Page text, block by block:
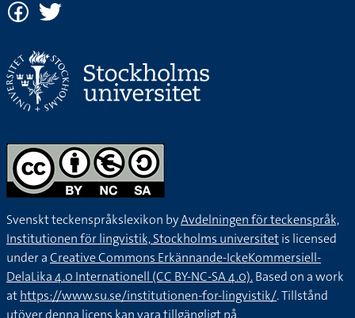
Svenskt teckenspråkslexikon byAvdelningen för teckenspråk,
Institutionen för lingvistik, Stockholms universitetis licensed
under aCreative Commons Erkännande-IckeKommersiell-
DelaLika 4.0 Internationell (CC BY-NC-SA 4.0).Based on a work
athttps://www.su.se/institutionen-for-lingvistik/. Tillstånd
utöver denna licens kan vara tillgängligt på